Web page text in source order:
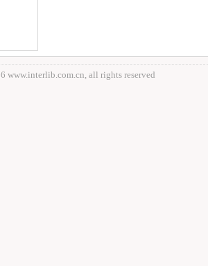
www.interlib.com.cn, all rights reserved